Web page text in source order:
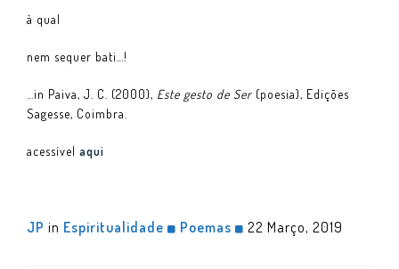
à qual
nem sequer bati…!
…in Paiva, J. C. (2000), Este gesto de Ser (poesia), Edições
Sagesse, Coimbra.
acessível aqui
JP in Espiritualidade Poemas 22 Março, 2019